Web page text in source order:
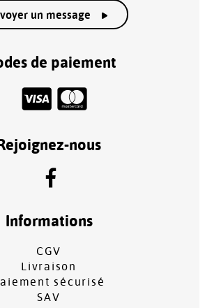
un message
de paiement
Rejoignez-nous
Informations
CGV
Livraison
sécurisé
SAV